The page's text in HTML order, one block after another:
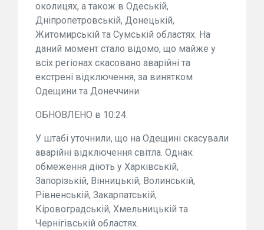
околицях, а також в Одеській,
Дніпропетровській, Донецькій,
Житомирській та Сумській областях. На
даний момент стало відомо, що майже у
всіх регіонах скасовано аварійні та
екстрені відключення, за винятком
Одещини та Донеччини.
ОБНОВЛЕНО в 10:24.
У штабі уточнили, що на Одещині скасували
аварійні відключення світла. Однак
обмеження діють у Харківській,
Запорізькій, Вінницькій, Волинській,
Рівненській, Закарпатській,
Кіровоградській, Хмельницькій та
Чернігівській областях.